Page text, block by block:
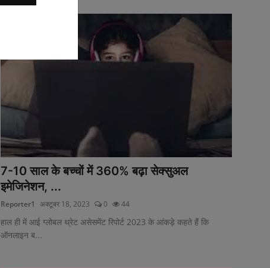
7-10 साल के बच्‍चों में 360% बढ़ा सेक्‍सुअल
इमेजिनेशन, ...
Reporter1 अक्टूबर 18, 2023 0 44
हाल ही में आई ग्‍लोबल थ्रेट असेसमेंट रिपोर्ट 2023 के आंकड़े कहते हैं कि
ऑनलाइन ब...